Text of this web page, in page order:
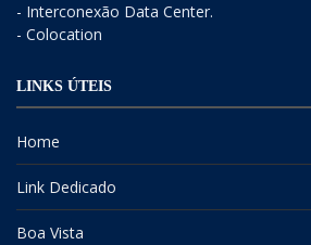
- Interconexão Data Center.
- Colocation
LINKS ÚTEIS
Home
Link Dedicado
Boa Vista